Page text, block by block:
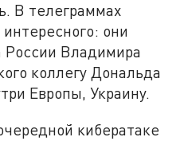
В телеграммах
они
России Владимира
коллегу Дональда
Европы, Украину.
кибератаке